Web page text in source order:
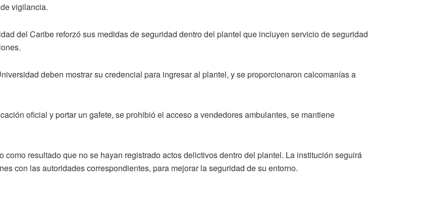
vigilancia.
del Caribe reforzó sus medidas de seguridad dentro del plantel que incluyen servicio de seguridad
deben mostrar su credencial para ingresar al plantel, y se proporcionaron calcomanías a
oficial y portar un gafete, se prohibió el acceso a vendedores ambulantes, se mantiene
resultado que no se hayan registrado actos delictivos dentro del plantel. La institución seguirá
con las autoridades correspondientes, para mejorar la seguridad de su entorno.